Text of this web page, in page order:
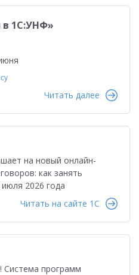
1С:УНФ»
Читать далее
на новый онлайн-
как занять
2026 года
Читать на сайте 1C
программ